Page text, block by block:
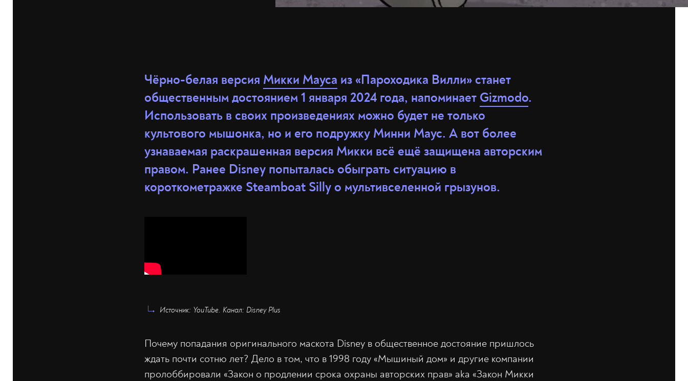
Чёрно-белая версия Микки Мауса из «Пароходика Вилли» станет
общественным достоянием 1 января 2024 года, напоминает Gizmodo.
Использовать в своих произведениях можно будет не только
культового мышонка, но и его подружку Минни Маус. А вот более
узнаваемая раскрашенная версия Микки всё ещё защищена авторским
правом. Ранее Disney попыталась обыграть ситуацию в
короткометражке Steamboat Silly о мультивселенной грызунов.
Источник: YouTube. Канал: Disney Plus
Почему попадания оригинального маскота Disney в общественное достояние пришлось
ждать почти сотню лет? Дело в том, что в 1998 году «Мышиный дом» и другие компании
пролоббировали «Закон о продлении срока охраны авторских прав» aka «Закон Микки